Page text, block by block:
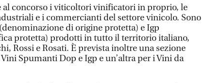
al concorso i viticoltori vinificatori in proprio, le
e i commercianti del settore vinicolo. Sono
di origine protetta) e Igp
protetta) prodotti in tutto il territorio italiano,
Rossi e Rosati. È prevista inoltre una sezione
Spumanti Dop e Igp e un’altra per i Vini da